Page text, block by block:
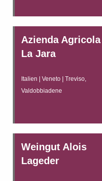
Azienda Agricola
La Jara
Italien | Veneto | Treviso,
Valdobbiadene
Weingut Alois
Lageder